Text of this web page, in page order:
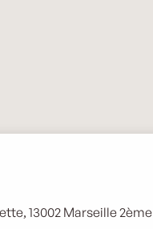
13002 Marseille 2ème